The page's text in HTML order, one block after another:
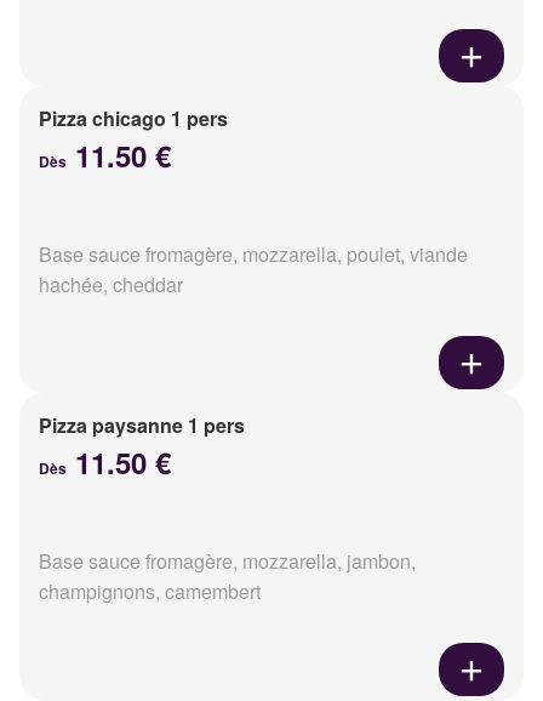
Pizza chicago 1 pers
Dès 11.50 €
Base sauce fromagère, mozzarella, poulet, viande
hachée, cheddar
Pizza paysanne 1 pers
Dès 11.50 €
Base sauce fromagère, mozzarella, jambon,
champignons, camembert